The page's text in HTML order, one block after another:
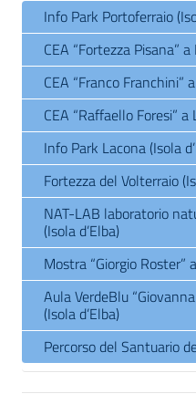
Info Park Portoferraio
CEA “Fortezza Pisana”
CEA “Franco Franchini”
CEA “Raffaello Foresi” a
Info Park Lacona (Isola
Fortezza del Volterraio
NAT-LAB laboratorio
(Isola d’Elba)
Mostra “Giorgio Roster”
Aula VerdeBlu
(Isola d’Elba)
Percorso del Santuario